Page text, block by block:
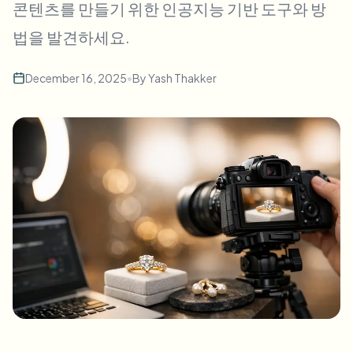
음성 익명화 도구
비디오 인텔리전스
대량 동영상 블러
여러 동영상을 한 번에 처리
대량 배치, 보존 및 SLA
대량 번호판 블러
무엇이든 블러
기업 영역, 정책 및 검토
API & SDK
업로드, 작업 및 웹훅 자동화
문의 양식
비디오 인텔리전스
콘텐츠를 만들기 위한 인공지능 기반 도구와 방
법을 발견하세요.
December 16, 2025•ByYash Thakker